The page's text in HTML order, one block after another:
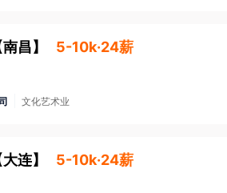
南昌】 5-10k·24薪
文化艺术业
大连】 5-10k·24薪